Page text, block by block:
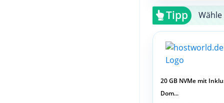
Tipp
20 GB NVMe mit
Dom...